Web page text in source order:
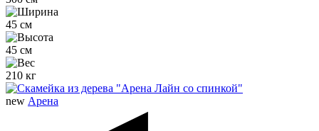
45 см
45 см
210 кг
new Арена